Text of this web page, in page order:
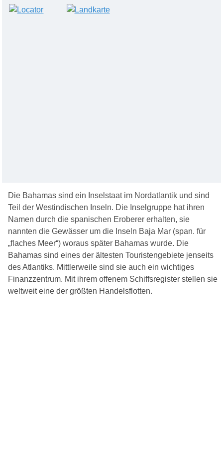
Die Bahamas sind ein Inselstaat im Nordatlantik und sind
Teil der Westindischen Inseln. Die Inselgruppe hat ihren
Namen durch die spanischen Eroberer erhalten, sie
nannten die Gewässer um die Inseln Baja Mar (span. für
„flaches Meer“) woraus später Bahamas wurde. Die
Bahamas sind eines der ältesten Touristengebiete jenseits
des Atlantiks. Mittlerweile sind sie auch ein wichtiges
Finanzzentrum. Mit ihrem offenem Schiffsregister stellen sie
weltweit eine der größten Handelsflotten.